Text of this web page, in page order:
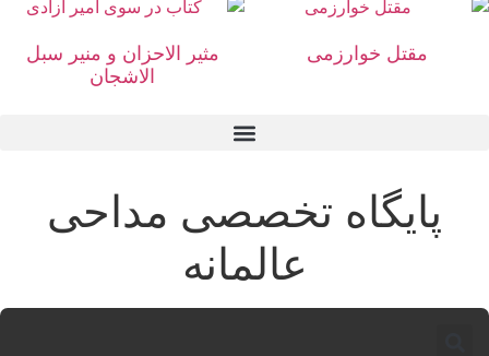
مقتل خوارزمی
مثیر الاحزان و منیر سبل
الاشجان
پایگاه تخصصی مداحی
عالمانه